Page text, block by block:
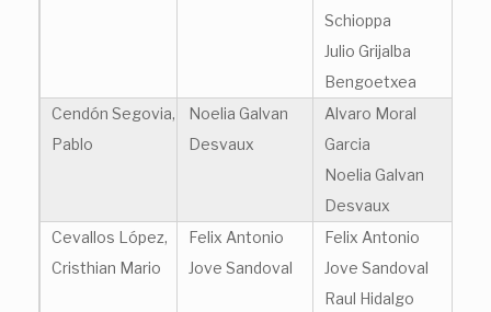
Schioppa
Julio Grijalba
Bengoetxea
Cendón Segovia,
Pablo
Noelia Galvan
Desvaux
Alvaro Moral
Garcia
Noelia Galvan
Desvaux
Cevallos López,
Cristhian Mario
Felix Antonio
Jove Sandoval
Felix Antonio
Jove Sandoval
Raul Hidalgo